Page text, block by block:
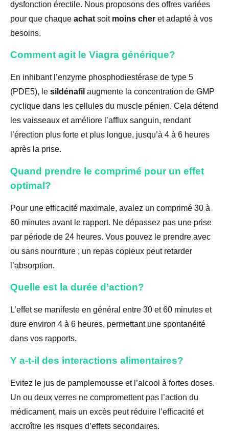
dysfonction érectile. Nous proposons des offres variées
pour que chaque achat soit moins cher et adapté à vos
besoins.
Comment agit le Viagra générique?
En inhibant l’enzyme phosphodiestérase de type 5
(PDE5), le sildénafil augmente la concentration de GMP
cyclique dans les cellules du muscle pénien. Cela détend
les vaisseaux et améliore l’afflux sanguin, rendant
l’érection plus forte et plus longue, jusqu’à 4 à 6 heures
après la prise.
Quand prendre le comprimé pour un effet
optimal?
Pour une efficacité maximale, avalez un comprimé 30 à
60 minutes avant le rapport. Ne dépassez pas une prise
par période de 24 heures. Vous pouvez le prendre avec
ou sans nourriture ; un repas copieux peut retarder
l’absorption.
Quelle est la durée d’action?
L’effet se manifeste en général entre 30 et 60 minutes et
dure environ 4 à 6 heures, permettant une spontanéité
dans vos rapports.
Y a-t-il des interactions alimentaires?
Evitez le jus de pamplemousse et l’alcool à fortes doses.
Un ou deux verres ne compromettent pas l’action du
médicament, mais un excès peut réduire l’efficacité et
accroître les risques d’effets secondaires.